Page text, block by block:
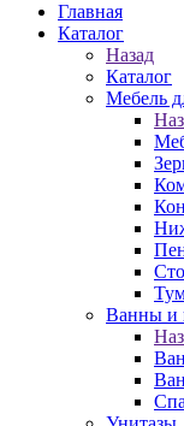
Главная
Каталог
Назад
Каталог
Мебель
Ванны и